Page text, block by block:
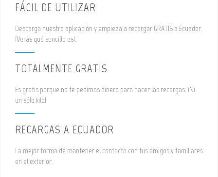
FÁCIL DE UTILIZAR
Descarga nuestra aplicación y empieza a recargar GRATIS a Ecuador.
¡Verás qué sencillo es!.
TOTALMENTE GRATIS
Es gratis porque no te pedimos dinero para hacer las recargas. ¡Ni
un sólo kilo!
RECARGAS A ECUADOR
La mejor forma de mantener el contacto con tus amigos y familiares
en el exterior.